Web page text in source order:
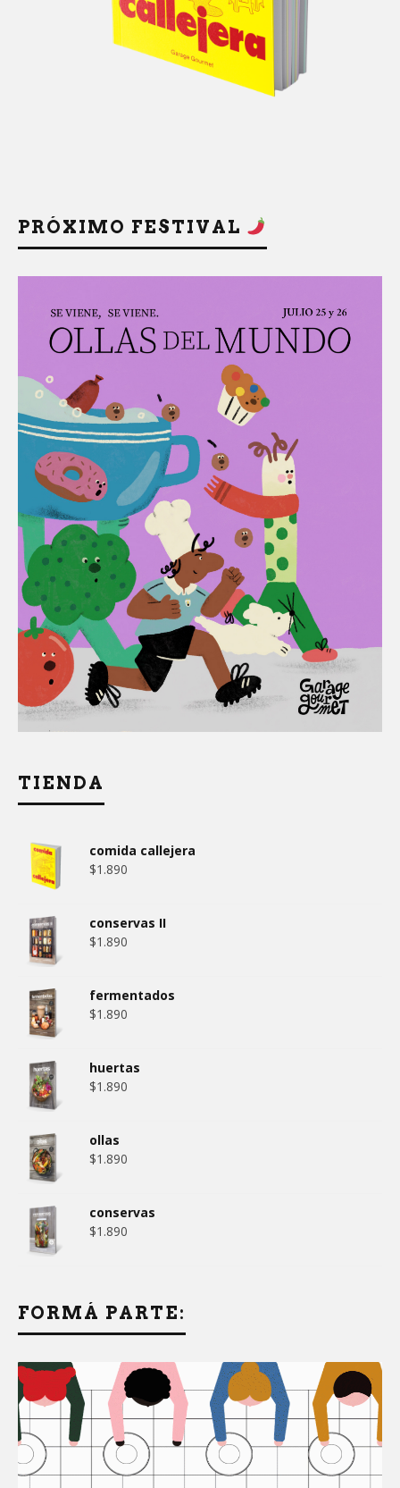
PRÓXIMO FESTIVAL
TIENDA
comida callejera
$1.890
conservas II
$1.890
fermentados
$1.890
huertas
$1.890
ollas
$1.890
conservas
$1.890
FORMÁ PARTE: